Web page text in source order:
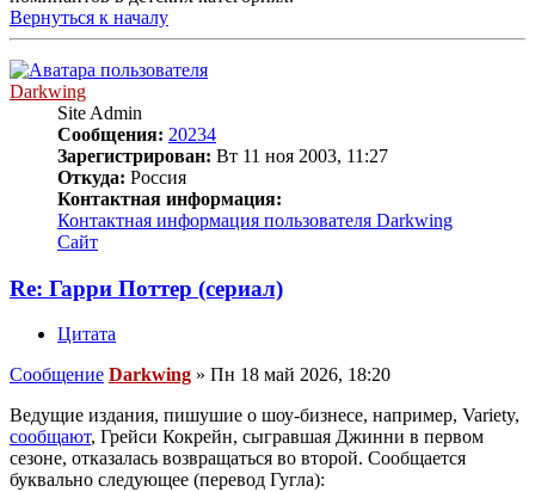
Вернуться к началу
Darkwing
Site Admin
Сообщения: 20234
Зарегистрирован: Вт 11 ноя 2003, 11:27
Откуда: Россия
Контактная информация:
Контактная информация пользователя Darkwing
Сайт
Re: Гарри Поттер (сериал)
Цитата
Сообщение Darkwing » Пн 18 май 2026, 18:20
Ведущие издания, пишушие о шоу-бизнесе, например, Variety,
сообщают, Грейси Кокрейн, сыгравшая Джинни в первом
сезоне, отказалась возвращаться во второй. Сообщается
буквально следующее (перевод Гугла):